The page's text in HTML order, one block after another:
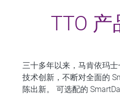
TTO 产
三十多年以来，马肯依玛
技术创新，不断对全面的
陈出新。
可选配的